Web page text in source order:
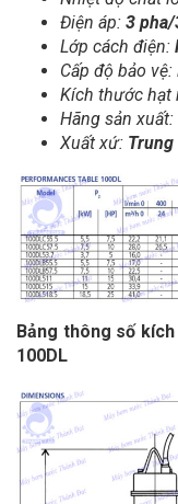
Điện áp: 3
Lớp cách điện:
Cấp độ bảo vệ:
Kích thước hạt
Hãng sản xuất:
Xuất xứ: Trung
Bảng thông số
100DL